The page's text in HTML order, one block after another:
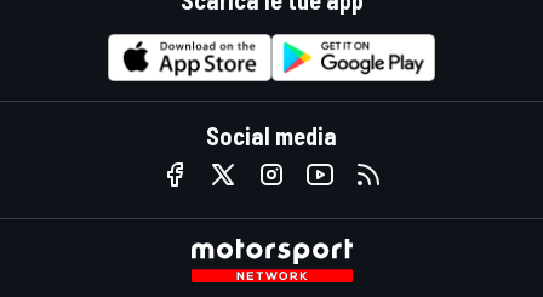
Social media